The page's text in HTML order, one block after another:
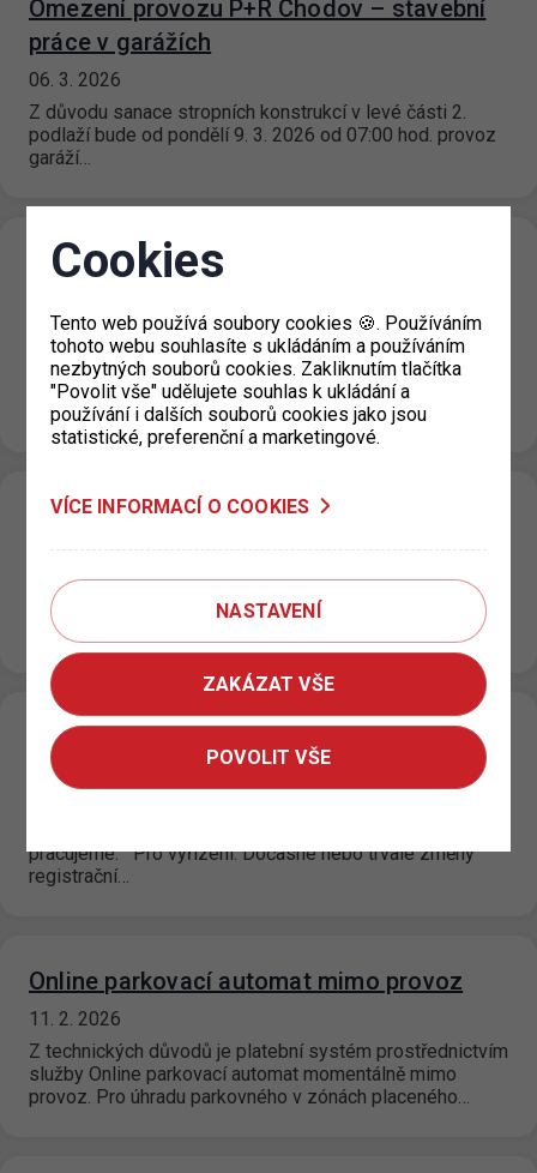
Omezení provozu P+R Chodov – stavební
práce v garážích
06. 3. 2026
Z důvodu sanace stropních konstrukcí v levé části 2.
podlaží bude od pondělí 9. 3. 2026 od 07:00 hod. provoz
garáží…
P+R HOLEŠOVICE snížení počtu
03. 3. 2026
Upozorňujeme, že v pátek 6. 3. 2026 v době od 8:00 do
11:00 hod. proběhne na parkovišti P+R Holešovice
kácení…
Klientská zóna je již v provozu
18. 2. 2026
Rádi bychom vás informovali, že Klientská zóna je již plně
v provozu. Z bezpečnostních důvodů budou uživatelé,
kteří se přihlašují…
Nedostupnost Klientské zóny
13. 2. 2026
pracujeme. Pro vyřízení: Dočasné nebo trvalé změny
registrační…
Online parkovací automat mimo provoz
11. 2. 2026
Z technických důvodů je platební systém prostřednictvím
služby Online parkovací automat momentálně mimo
provoz. Pro úhradu parkovného v zónách placeného…
Cookies
Tento web používá soubory cookies 🍪. Používáním
tohoto webu souhlasíte s ukládáním a používáním
nezbytných souborů cookies. Zakliknutím tlačítka
"Povolit vše" udělujete souhlas k ukládání a
používání i dalších souborů cookies jako jsou
statistické, preferenční a marketingové.
VÍCE INFORMACÍ O COOKIES
NASTAVENÍ
ZAKÁZAT VŠE
POVOLIT VŠE